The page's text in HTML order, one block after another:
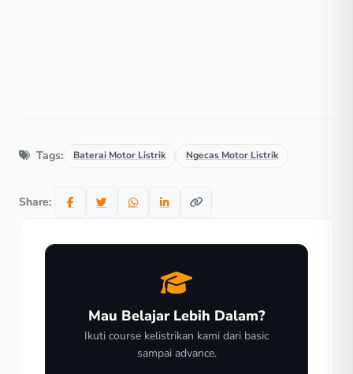
Tags: Baterai Motor Listrik Ngecas Motor Listrik
Share:
Mau Belajar Lebih Dalam?
Ikuti course kelistrikan kami dari basic
sampai advance.